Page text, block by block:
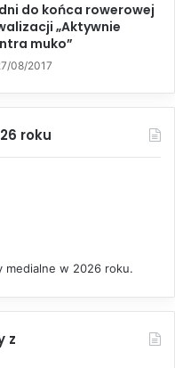
do końca rowerowej
„Aktywnie
muko”
08/2017
roku
medialne w 2026 roku.
z